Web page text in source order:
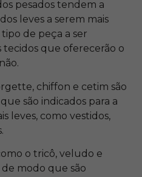
pesados tendem a
leves a serem mais
de peça a ser
tecidos que oferecerão o
chiffon e cetim são
são indicados para a
leves, como vestidos,
o tricô, veludo e
de modo que são